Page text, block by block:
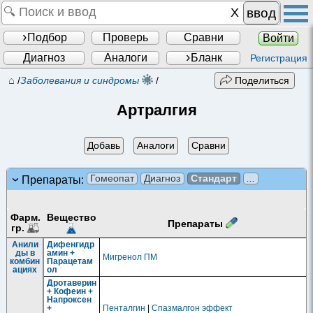
ввод
Подбор Проверь Сравни
Войти
Диагноз
Аналоги Бланк Регистрация
⌂ /Заболевания и синдромы / Поделиться
Артралгия
Добавь Аналоги Сравни
Препараты: Гомеопат Диагноз Стандарт
Фарм.
гр.
Вещество
Препараты
Анили
ды в
комбин
ациях
Дифенгидр
амин +
Парацетам
ол
Мигренол ПМ
Дротаверин
+ Кофеин +
Напроксен
+
Пенталгин Спазмалгон эффект